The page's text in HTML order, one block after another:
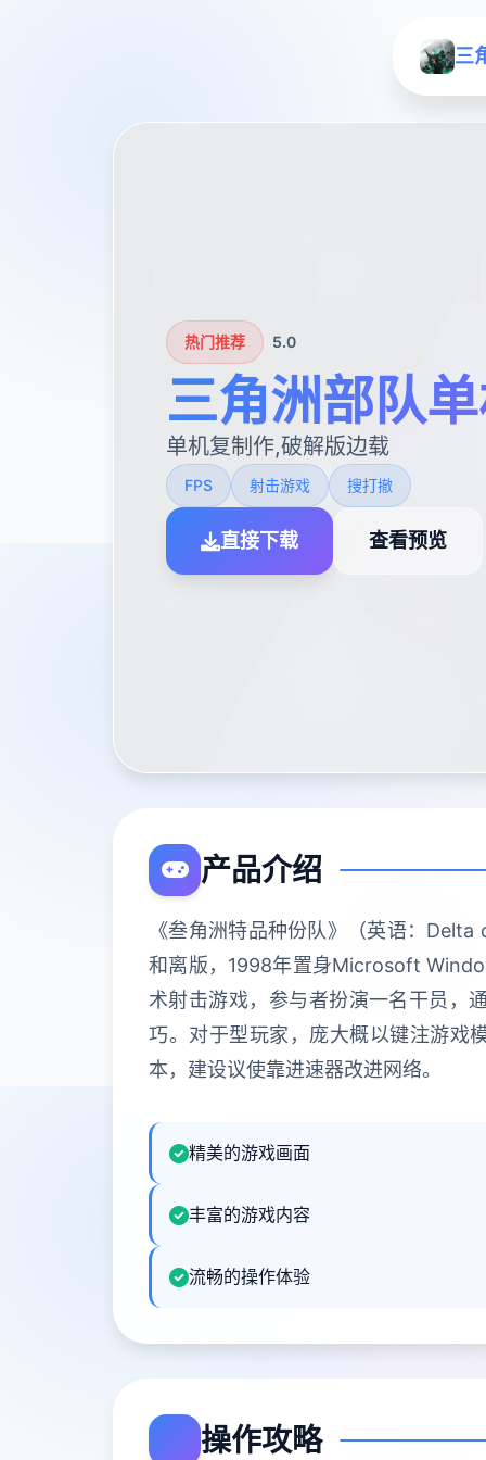
三
热门推荐 5.0
三角洲部队
单机复制作,破解版边载
FPS 射击游戏 搜打撤
直接下载 查看预览
产品介绍
《叁角洲特品种份队》（英语：
和离版，1998年置身Microsoft
术射击游戏，参与者扮演一名干员，
巧。对于型玩家，庞大概以键注游戏
本，建设议使靠进速器改进网络。
精美的游戏画面
丰富的游戏内容
流畅的操作体验
操作攻略